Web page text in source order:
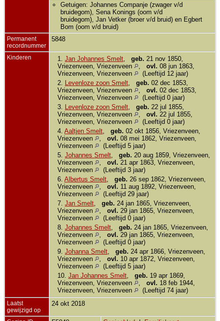
Getuigen: Johannes Companje (zwager v/d
bruidegom), Sena Konings (oom v/d
bruidegom), Jan Vetker (broer v/d bruid) en Egbert
Bom (oom v/d bruid)
Permanent
recordnummer
5848
Kinderen 1. Jan Johannes Smelt geb. 21 nov 1850,
Vriezenveen, Vriezenveen
ovl. 08 jun 1863,
Vriezenveen, Vriezenveen
(Leeftijd 12 jaar)
2.
Levenloze zoon Smelt geb. 02 dec 1853,
Vriezenveen, Vriezenveen
ovl. 02 dec 1853,
Vriezenveen, Vriezenveen
(Leeftijd 0 jaar)
3.
Levenloze zoon Smelt geb. 22 jul 1855,
Vriezenveen, Vriezenveen
ovl. 22 jul 1855,
Vriezenveen, Vriezenveen
(Leeftijd 0 jaar)
4. Aaltjen Smelt geb. 02 okt 1856, Vriezenveen,
Vriezenveen
ovl. 08 mei 1862, Vriezenveen,
Vriezenveen
(Leeftijd 5 jaar)
5. Johannes Smelt geb. 20 aug 1859, Vriezenveen,
Vriezenveen
ovl. 21 apr 1863, Vriezenveen,
Vriezenveen
(Leeftijd 3 jaar)
6. Albertus Smelt geb. 26 sep 1862, Vriezenveen,
Vriezenveen
ovl. 11 aug 1892, Vriezenveen,
Vriezenveen
(Leeftijd 29 jaar)
7. Jan Smelt geb. 24 jan 1865, Vriezenveen,
Vriezenveen
ovl. 29 jan 1865, Vriezenveen,
Vriezenveen
(Leeftijd 0 jaar)
8. Johannes Smelt geb. 24 jan 1865, Vriezenveen,
Vriezenveen
ovl. 29 jan 1865, Vriezenveen,
Vriezenveen
(Leeftijd 0 jaar)
9. Johanna Smelt geb. 24 apr 1866, Vriezenveen,
Vriezenveen
ovl. 10 apr 1872, Vriezenveen,
Vriezenveen
(Leeftijd 5 jaar)
10. Jan Johannes Smelt geb. 19 apr 1869,
Vriezenveen, Vriezenveen
ovl. 18 feb 1944,
Vriezenveen, Vriezenveen
(Leeftijd 74 jaar)
Laatst
gewijzigd op
24 okt 2018